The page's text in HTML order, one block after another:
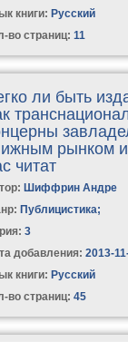
книги: Русский
во страниц: 11
ли быть
рынком и
читат
Шиффрин Андре
Публицистика;
3
добавления: 2013-
книги: Русский
во страниц: 45